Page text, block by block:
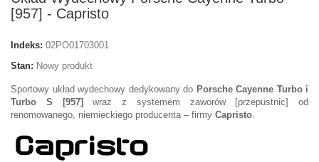
[957] - Capristo
Indeks: 02PO01703001
Stan: Nowy produkt
Sportowy układ wydechowy dedykowany do Porsche Cayenne Turbo i
Turbo S [957] wraz z systemem zaworów [przepustnic] od
renomowanego, niemieckiego producenta – firmy Capristo.